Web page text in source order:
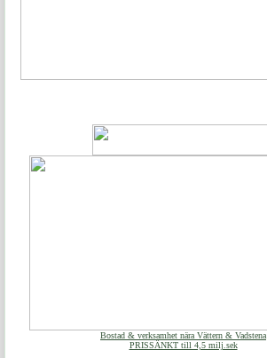
Bostad & verksamhet nära Vättern & Vadstena
PRISSÄNKT till 4,5 milj.sek